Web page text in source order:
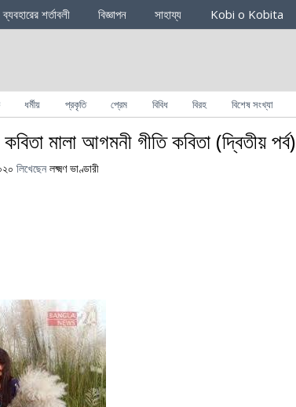
ব্যবহারের শর্তাবলী বিজ্ঞাপন সাহায্য Kobi o Kobita
ধর্মীয় প্রকৃতি প্রেম বিবিধ বিরহ বিশেষ সংখ্যা
মালা আগমনী গীতি কবিতা (দ্বিতীয় পর্ব)
লিখেছেন লক্ষ্মণ ভাণ্ডারী